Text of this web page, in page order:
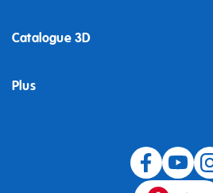
Catalogue 3D
Plus